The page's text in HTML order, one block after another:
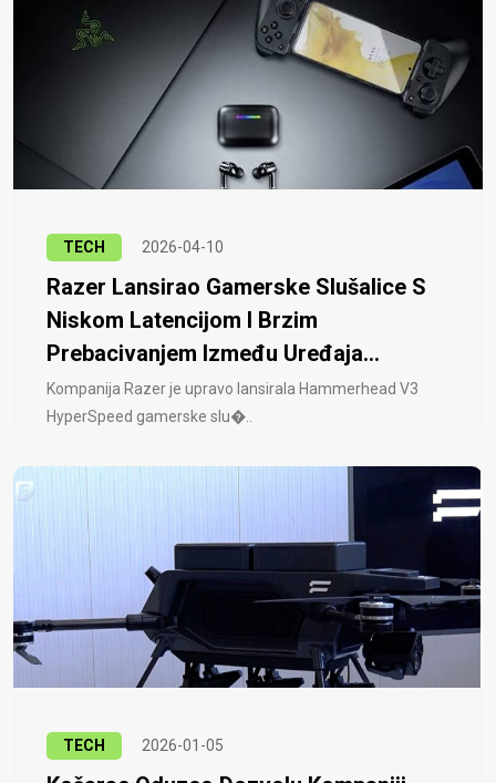
TECH 2026-04-10
Razer Lansirao Gamerske Slušalice S
Niskom Latencijom I Brzim
Prebacivanjem Između Uređaja...
Kompanija Razer je upravo lansirala Hammerhead V3
HyperSpeed ​​gamerske slu�..
TECH 2026-01-05